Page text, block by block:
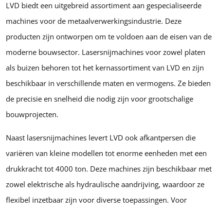
LVD biedt een uitgebreid assortiment aan gespecialiseerde
machines voor de metaalverwerkingsindustrie. Deze
producten zijn ontworpen om te voldoen aan de eisen van de
moderne bouwsector. Lasersnijmachines voor zowel platen
als buizen behoren tot het kernassortiment van LVD en zijn
beschikbaar in verschillende maten en vermogens. Ze bieden
de precisie en snelheid die nodig zijn voor grootschalige
bouwprojecten.
Naast lasersnijmachines levert LVD ook afkantpersen die
variëren van kleine modellen tot enorme eenheden met een
drukkracht tot 4000 ton. Deze machines zijn beschikbaar met
zowel elektrische als hydraulische aandrijving, waardoor ze
flexibel inzetbaar zijn voor diverse toepassingen. Voor